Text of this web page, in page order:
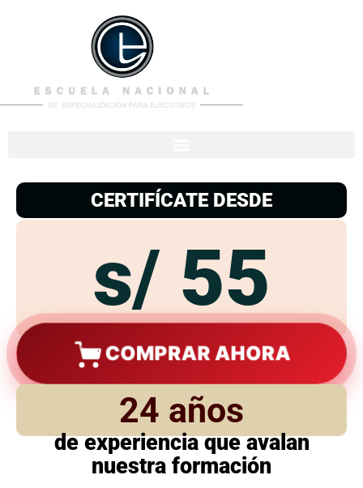
CERTIFÍCATE DESDE
s/ 55
COMPRAR AHORA
24 años
de experiencia que avalan
nuestra formación